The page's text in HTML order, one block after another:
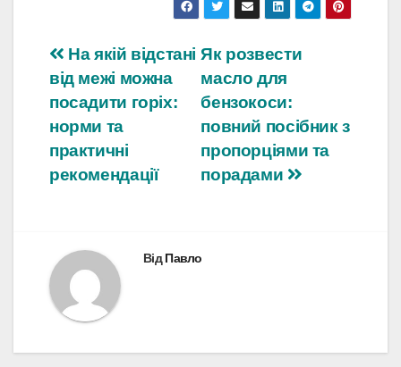
Навігація
записів
Як розвести
масло для
бензокоси:
повний посібник з
пропорціями та
порадами
На якій відстані
від межі можна
посадити горіх:
норми та
практичні
рекомендації
ВідПавло